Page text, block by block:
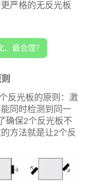
严格的无反光板
最合理？
光板的原则：激
同时检测到同一
确保2个反光板不
方法就是让2个反